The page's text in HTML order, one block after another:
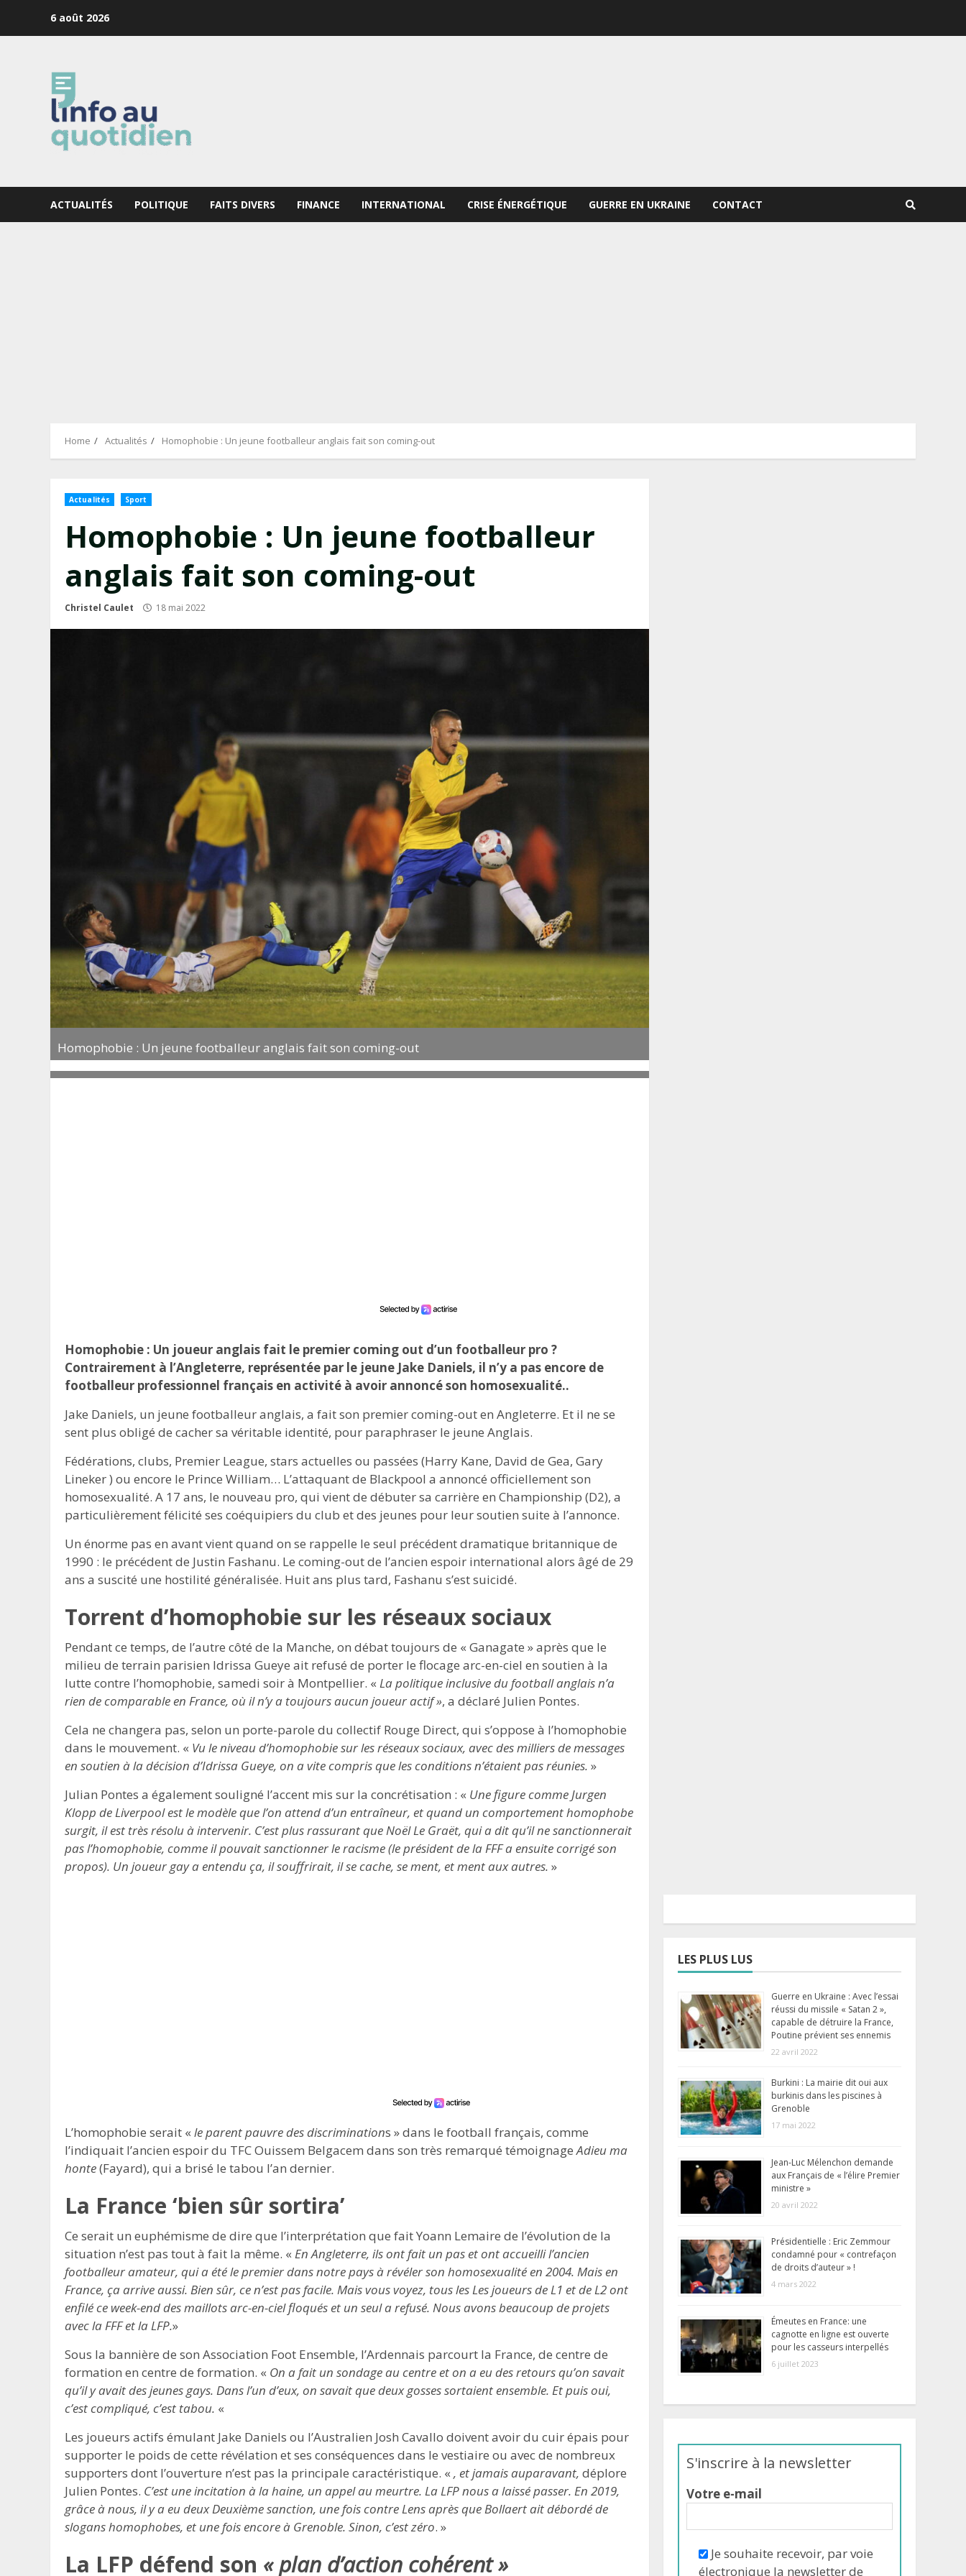
6 août 2026
ACTUALITÉS POLITIQUE FAITS DIVERS FINANCE INTERNATIONAL CRISE ÉNERGÉTIQUE GUERRE EN UKRAINE CONTACT
Home Actualités Homophobie : Un jeune footballeur anglais fait son coming-out
Actualités Sport
Homophobie : Un jeune footballeur
anglais fait son coming-out
Christel Caulet 18 mai 2022
Homophobie : Un jeune footballeur anglais fait son coming-out
Homophobie : Un joueur anglais fait le premier coming out d’un footballeur pro ?
Contrairement à l’Angleterre, représentée par le jeune Jake Daniels, il n’y a pas encore de
footballeur professionnel français en activité à avoir annoncé son homosexualité..
Jake Daniels, un jeune footballeur anglais, a fait son premier coming-out en Angleterre. Et il ne se
sent plus obligé de cacher sa véritable identité, pour paraphraser le jeune Anglais.
Fédérations, clubs, Premier League, stars actuelles ou passées (Harry Kane, David de Gea, Gary
Lineker ) ou encore le Prince William… L’attaquant de Blackpool a annoncé officiellement son
homosexualité. A 17 ans, le nouveau pro, qui vient de débuter sa carrière en Championship (D2), a
particulièrement félicité ses coéquipiers du club et des jeunes pour leur soutien suite à l’annonce.
Un énorme pas en avant vient quand on se rappelle le seul précédent dramatique britannique de
1990 : le précédent de Justin Fashanu. Le coming-out de l’ancien espoir international alors âgé de 29
ans a suscité une hostilité généralisée. Huit ans plus tard, Fashanu s’est suicidé.
Torrent d’homophobie sur les réseaux sociaux
Pendant ce temps, de l’autre côté de la Manche, on débat toujours de « Ganagate » après que le
milieu de terrain parisien Idrissa Gueye ait refusé de porter le flocage arc-en-ciel en soutien à la
lutte contre l’homophobie, samedi soir à Montpellier. « La politique inclusive du football anglais n’a
rien de comparable en France, où il n’y a toujours aucun joueur actif », a déclaré Julien Pontes.
Cela ne changera pas, selon un porte-parole du collectif Rouge Direct, qui s’oppose à l’homophobie
dans le mouvement. « Vu le niveau d’homophobie sur les réseaux sociaux, avec des milliers de messages
en soutien à la décision d’Idrissa Gueye, on a vite compris que les conditions n’étaient pas réunies. »
Julian Pontes a également souligné l’accent mis sur la concrétisation : « Une figure comme Jurgen
Klopp de Liverpool est le modèle que l’on attend d’un entraîneur, et quand un comportement homophobe
surgit, il est très résolu à intervenir. C’est plus rassurant que Noël Le Graët, qui a dit qu’il ne sanctionnerait
pas l’homophobie, comme il pouvait sanctionner le racisme (le président de la FFF a ensuite corrigé son
propos). Un joueur gay a entendu ça, il souffrirait, il se cache, se ment, et ment aux autres. »
L’homophobie serait « le parent pauvre des discriminations » dans le football français, comme
l’indiquait l’ancien espoir du TFC Ouissem Belgacem dans son très remarqué témoignageAdieu ma
honte(Fayard), qui a brisé le tabou l’an dernier.
La France ‘bien sûr sortira’
Ce serait un euphémisme de dire que l’interprétation que fait Yoann Lemaire de l’évolution de la
situation n’est pas tout à fait la même. « En Angleterre, ils ont fait un pas et ont accueilli l’ancien
footballeur amateur, qui a été le premier dans notre pays à révéler son homosexualité en 2004. Mais en
France, ça arrive aussi. Bien sûr, ce n’est pas facile. Mais vous voyez, tous les Les joueurs de L1 et de L2 ont
enfilé ce week-end des maillots arc-en-ciel floqués et un seul a refusé. Nous avons beaucoup de projets
avec la FFF et la LFP.»
Sous la bannière de son Association Foot Ensemble, l’Ardennais parcourt la France, de centre de
formation en centre de formation. « On a fait un sondage au centre et on a eu des retours qu’on savait
qu’il y avait des jeunes gays. Dans l’un d’eux, on savait que deux gosses sortaient ensemble. Et puis oui,
c’est compliqué, c’est tabou. «
Les joueurs actifs émulant Jake Daniels ou l’Australien Josh Cavallo doivent avoir du cuir épais pour
supporter le poids de cette révélation et ses conséquences dans le vestiaire ou avec de nombreux
supporters dont l’ouverture n’est pas la principale caractéristique. « , et jamais auparavant, déplore
Julien Pontes. C’est une incitation à la haine, un appel au meurtre. La LFP nous a laissé passer. En 2019,
grâce à nous, il y a eu deux Deuxième sanction, une fois contre Lens après que Bollaert ait débordé de
slogans homophobes, et une fois encore à Grenoble. Sinon, c’est zéro. »
La LFP défend son « plan d’action cohérent »
LES PLUS LUS
Guerre en Ukraine : Avec l’essai
réussi du missile « Satan 2 »,
capable de détruire la France,
Poutine prévient ses ennemis
22 avril 2022
Burkini : La mairie dit oui aux
burkinis dans les piscines à
Grenoble
17 mai 2022
Jean-Luc Mélenchon demande
aux Français de « l’élire Premier
ministre »
20 avril 2022
Présidentielle : Eric Zemmour
condamné pour « contrefaçon
de droits d’auteur » !
4 mars 2022
Émeutes en France: une
cagnotte en ligne est ouverte
pour les casseurs interpellés
6 juillet 2023
S'inscrire à la newsletter
Votre e-mail
Je souhaite recevoir, par voie
électronique la newsletter de